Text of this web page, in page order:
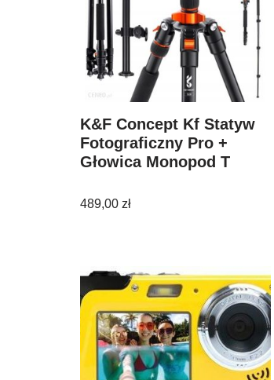
K&F Concept Kf Statyw
Fotograficzny Pro +
Głowica Monopod T
489,00 zł